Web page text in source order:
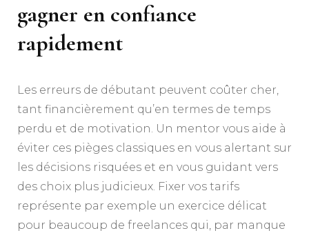
gagner en confiance
rapidement
Les erreurs de débutant peuvent coûter cher,
tant financièrement qu’en termes de temps
perdu et de motivation. Un mentor vous aide à
éviter ces pièges classiques en vous alertant sur
les décisions risquées et en vous guidant vers
des choix plus judicieux. Fixer vos tarifs
représente par exemple un exercice délicat
pour beaucoup de freelances qui, par manque